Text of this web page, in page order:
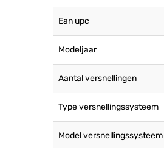
Ean upc
Modeljaar
Aantal versnellingen
Type versnellingssysteem
Model versnellingssysteem